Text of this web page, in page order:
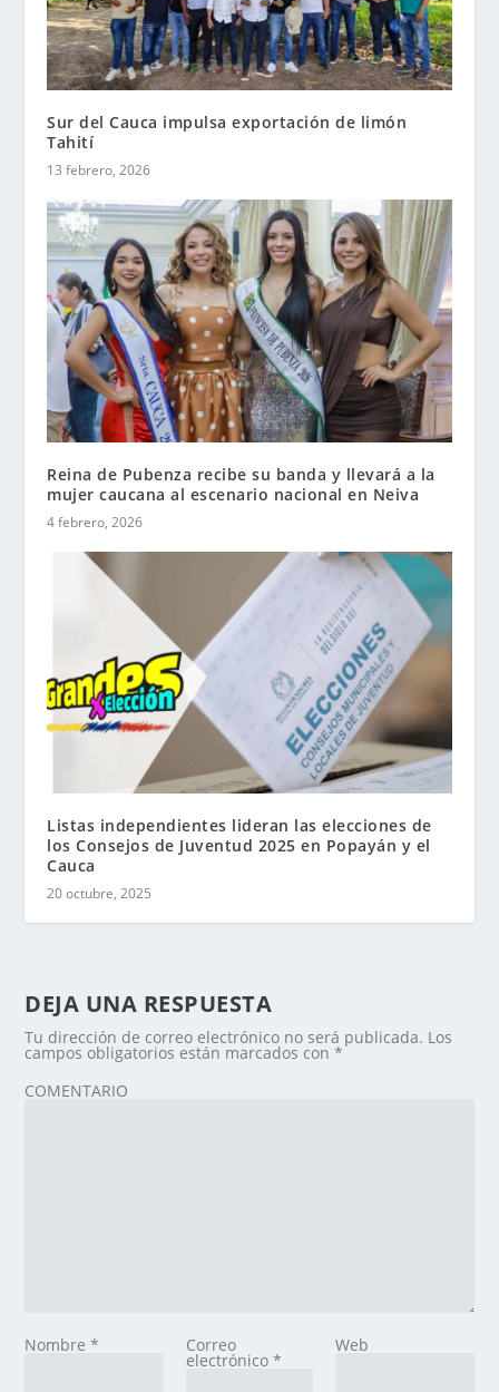
Sur del Cauca impulsa exportación de limón
Tahití
13 febrero, 2026
Reina de Pubenza recibe su banda y llevará a la
mujer caucana al escenario nacional en Neiva
4 febrero, 2026
Listas independientes lideran las elecciones de
los Consejos de Juventud 2025 en Popayán y el
Cauca
20 octubre, 2025
DEJA UNA RESPUESTA
Tu dirección de correo electrónico no será publicada. Los
campos obligatorios están marcados con*
COMENTARIO
Nombre* Correo
electrónico *
Web